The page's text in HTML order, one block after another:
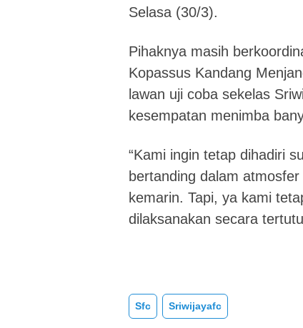
Selasa (30/3).
Pihaknya masih
Kopassus Kandang
lawan uji coba sekelas
kesempatan menimba
“Kami ingin tetap dihadiri
bertanding dalam
kemarin. Tapi, ya kami
dilaksanakan secara
Sfc Sriwijayafc